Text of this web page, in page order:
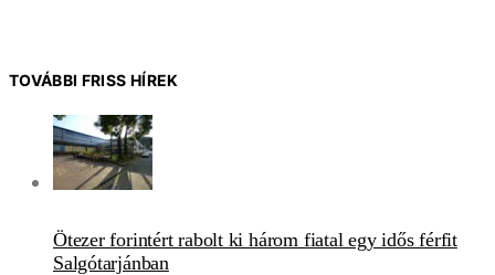
TOVÁBBI FRISS HÍREK
Ötezer forintért rabolt ki három fiatal egy idős férfit
Salgótarjánban